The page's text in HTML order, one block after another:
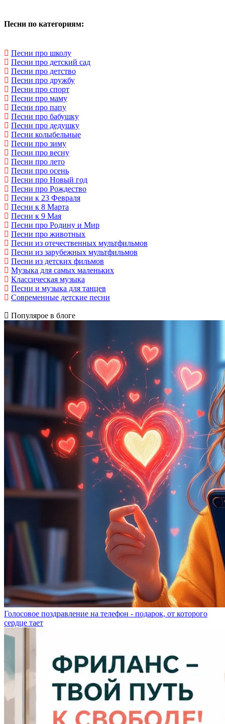
Песни по категориям:
Песни про школу
Песни про детский сад
Песни про детство
Песни про дружбу
Песни про спорт
Песни про маму
Песни про папу
Песни про бабушку
Песни про дедушку
Песни колыбельные
Песни про зиму
Песни про весну
Песни про лето
Песни про осень
Песни про Новый год
Песни про Рождество
Песни к 23 Февраля
Песни к 8 Марта
Песни к 9 Мая
Песни про Родину и Мир
Песни про животных
Песни из отечественных мультфильмов
Песни из зарубежных мультфильмов
Песни из детских фильмов
Музыка для самых маленьких
Классическая музыка
Песни и музыка для танцев
Современные детские песни
Популярое в блоге
Голосовое поздравление на телефон - подарок, от которого
сердце тает